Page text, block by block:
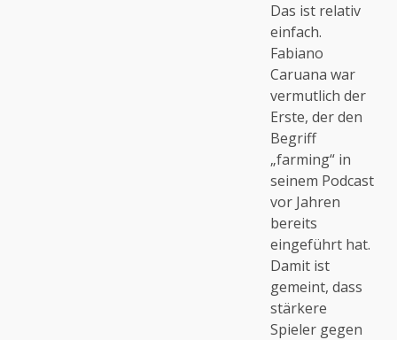
Das ist relativ
einfach.
Fabiano
Caruana war
vermutlich der
Erste, der den
Begriff
„farming“ in
seinem Podcast
vor Jahren
bereits
eingeführt hat.
Damit ist
gemeint, dass
stärkere
Spieler gegen